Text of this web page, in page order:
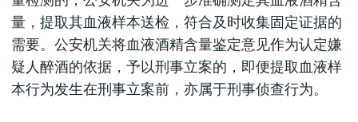
量，提取其血液样本送检，符合及时收集固定证据的
需要。公安机关将血液酒精含量鉴定意见作为认定嫌
疑人醉酒的依据，予以刑事立案的，即便提取血液样
本行为发生在刑事立案前，亦属于刑事侦查行为。